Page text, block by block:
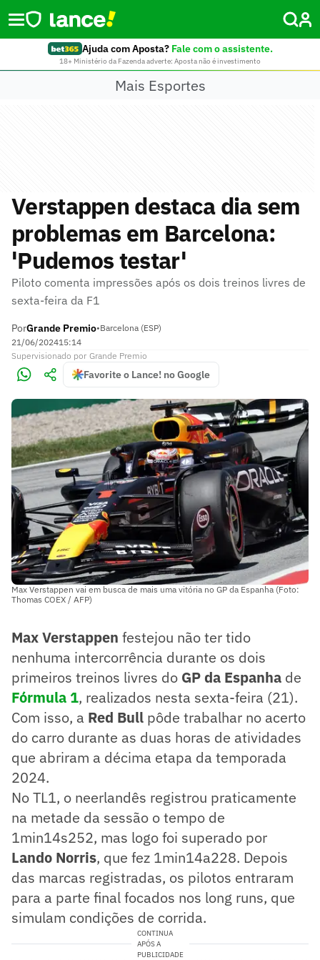
Ajuda com Aposta? Fale com o assistente.
18+ Ministério da Fazenda adverte: Aposta não é investimento
Mais Esportes
Verstappen destaca dia sem
problemas em Barcelona:
'Pudemos testar'
Piloto comenta impressões após os dois treinos livres de
sexta-feira da F1
PorGrande Premio•Barcelona (ESP)
21/06/202415:14
Supervisionado por Grande Premio
Favorite o Lance! no Google
Max Verstappen vai em busca de mais uma vitória no GP da Espanha (Foto:
Thomas COEX / AFP)
Max Verstappen festejou não ter tido
nenhuma intercorrência durante os dois
primeiros treinos livres do GP da Espanha de
Fórmula 1, realizados nesta sexta-feira (21).
Com isso, a Red Bull pôde trabalhar no acerto
do carro durante as duas horas de atividades
que abriram a décima etapa da temporada
2024.
No TL1, o neerlandês registrou praticamente
na metade da sessão o tempo de
1min14s252, mas logo foi superado por
Lando Norris, que fez 1min14a228. Depois
das marcas registradas, os pilotos entraram
para a parte final focados nos long runs, que
simulam condições de corrida.
CONTINUA
APÓS A
PUBLICIDADE